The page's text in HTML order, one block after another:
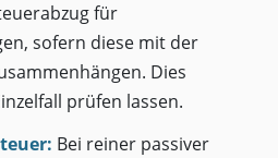
für
sofern diese mit der
Dies
prüfen lassen.
Bei reiner passiver